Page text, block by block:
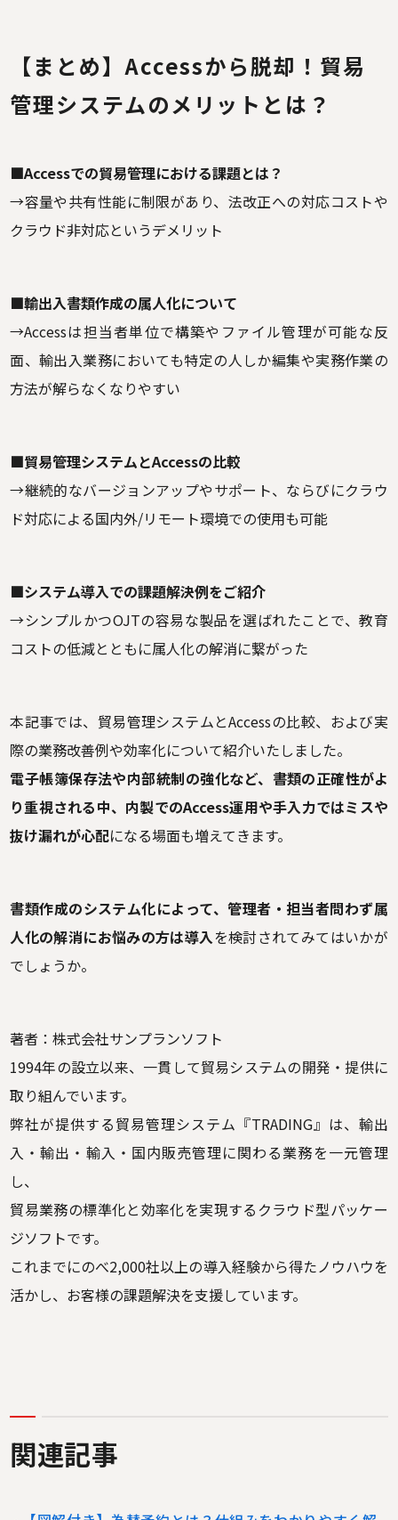
【まとめ】Accessから脱却！貿易
管理システムのメリットとは？
■Accessでの貿易管理における課題とは？
→容量や共有性能に制限があり、法改正への対応コストや
クラウド非対応というデメリット
■輸出入書類作成の属人化について
→Accessは担当者単位で構築やファイル管理が可能な反
面、輸出入業務においても特定の人しか編集や実務作業の
方法が解らなくなりやすい
■貿易管理システムとAccessの比較
→継続的なバージョンアップやサポート、ならびにクラウ
ド対応による国内外/リモート環境での使用も可能
■システム導入での課題解決例をご紹介
→シンプルかつOJTの容易な製品を選ばれたことで、教育
コストの低減とともに属人化の解消に繋がった
本記事では、貿易管理システムとAccessの比較、および実
際の業務改善例や効率化について紹介いたしました。
電子帳簿保存法や内部統制の強化など、書類の正確性がよ
り重視される中、内製でのAccess運用や手入力ではミスや
抜け漏れが心配になる場面も増えてきます。
書類作成のシステム化によって、管理者・担当者問わず属
人化の解消にお悩みの方は導入を検討されてみてはいかが
でしょうか。
著者：株式会社サンプランソフト
1994年の設立以来、一貫して貿易システムの開発・提供に
取り組んでいます。
弊社が提供する貿易管理システム『TRADING』は、輸出
入・輸出・輸入・国内販売管理に関わる業務を一元管理
し、
貿易業務の標準化と効率化を実現するクラウド型パッケー
ジソフトです。
これまでにのべ2,000社以上の導入経験から得たノウハウを
活かし、お客様の課題解決を支援しています。
関連記事